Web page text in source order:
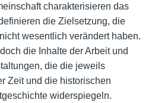
charakterisieren das
die Zielsetzung, die
wesentlich verändert haben.
die Inhalte der Arbeit und
die die jeweils
Zeit und die historischen
widerspiegeln.